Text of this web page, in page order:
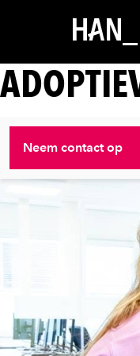
Neem contact op